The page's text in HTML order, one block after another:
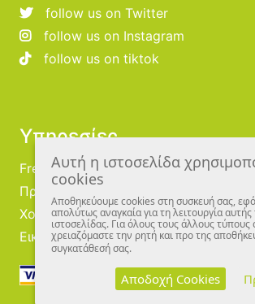
follow us on Twitter
follow us on Instagram
follow us on tiktok
Υπηρεσίες
Free Publishing
Προμηθευτές
Χονδρική
Εικονογράφοι
Αυτή η ιστοσελίδα
cookies
Αποθηκεύουμε cookies στη συσκευή σας,
απολύτως αναγκαία για τη λειτουργία αυτής
ιστοσελίδας. Για όλους τους άλλους τύπους
χρειαζόμαστε την ρητή και προ της
συγκατάθεσή σας.
Αποδοχή Cookies